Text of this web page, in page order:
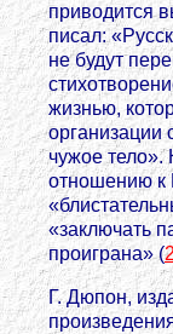
приводится
писал:
не будут
жизнью,
организации
чужое тело».
отношению к
«заключать
проиграна» (
Г. Дюпон,